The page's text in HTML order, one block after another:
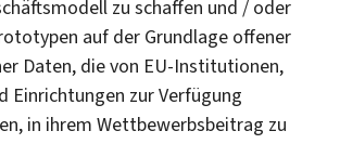
zu schaffen und / oder
auf der Grundlage offener
Daten, die von EU-Institutionen,
Einrichtungen zur Verfügung
in ihrem Wettbewerbsbeitrag zu